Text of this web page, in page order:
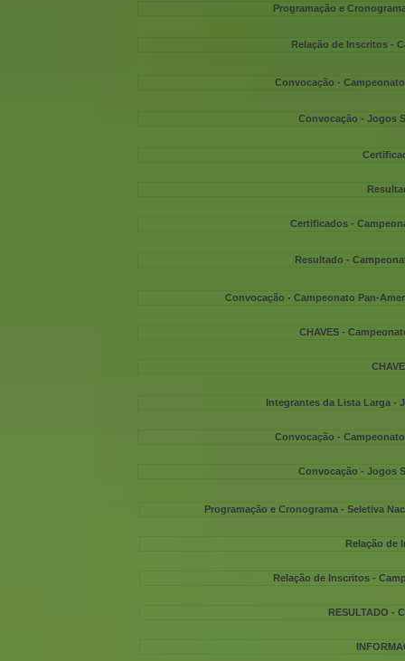
RESULTADO -
Relação de Inscritos -
Relação de
Programação e Cronograma - Seletiva
Convocação - Jogos
Convocação -
Integrantes da Lista Larga -
CHAVES -
Convocação - Campeonato Pan-
Resultado -
Certificados -
Convocação - Jogos
Convocação -
Relação de Inscritos -
Programação e